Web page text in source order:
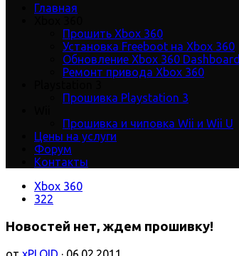
Главная
Прошить Xbox 360
Установка Freeboot на Xbox 360
Обновление Xbox 360 Dashboard
Ремонт привода Xbox 360
Прошивка Playstation 3
Прошивка и чиповка Wii и Wii U
Цены на услуги
Форум
Контакты
Xbox 360
322
Новостей нет, ждем прошивку!